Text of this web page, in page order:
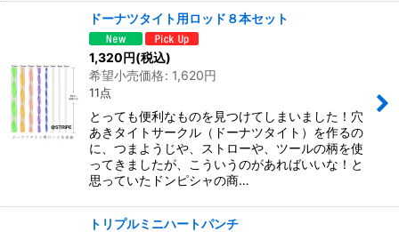
ドーナツタイト用ロッド８本セット
1,320円(税込)
希望小売価格: 1,620円
11点
とっても便利なものを見つけてしまいました！穴
あきタイトサークル（ドーナツタイト）を作るの
に、つまようじや、ストローや、ツールの柄を使
ってきましたが、こういうのがあればいいな！と
思っていたドンピシャの商…
トリプルミニハートパンチ